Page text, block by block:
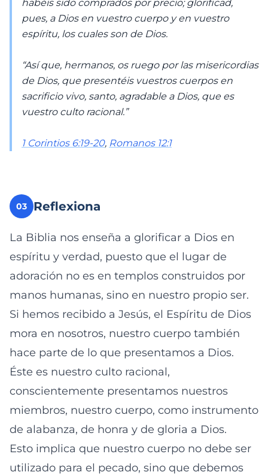
habéis sido comprados por precio; glorificad,
pues, a Dios en vuestro cuerpo y en vuestro
espíritu, los cuales son de Dios.
“Así que, hermanos, os ruego por las misericordias
de Dios, que presentéis vuestros cuerpos en
sacrificio vivo, santo, agradable a Dios, que es
vuestro culto racional.”
1 Corintios 6:19-20, Romanos 12:1
03 Reflexiona
La Biblia nos enseña a glorificar a Dios en
espíritu y verdad, puesto que el lugar de
adoración no es en templos construidos por
manos humanas, sino en nuestro propio ser.
Si hemos recibido a Jesús, el Espíritu de Dios
mora en nosotros, nuestro cuerpo también
hace parte de lo que presentamos a Dios.
Éste es nuestro culto racional,
conscientemente presentamos nuestros
miembros, nuestro cuerpo, como instrumento
de alabanza, de honra y de gloria a Dios.
Esto implica que nuestro cuerpo no debe ser
utilizado para el pecado, sino que debemos